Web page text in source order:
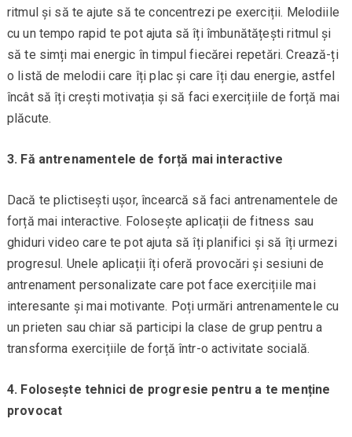
ritmul și să te ajute să te concentrezi pe exerciții. Melodiile
cu un tempo rapid te pot ajuta să îți îmbunătățești ritmul și
să te simți mai energic în timpul fiecărei repetări. Crează-ți
o listă de melodii care îți plac și care îți dau energie, astfel
încât să îți crești motivația și să faci exercițiile de forță mai
plăcute.
3. Fă antrenamentele de forță mai interactive
Dacă te plictisești ușor, încearcă să faci antrenamentele de
forță mai interactive. Folosește aplicații de fitness sau
ghiduri video care te pot ajuta să îți planifici și să îți urmezi
progresul. Unele aplicații îți oferă provocări și sesiuni de
antrenament personalizate care pot face exercițiile mai
interesante și mai motivante. Poți urmări antrenamentele cu
un prieten sau chiar să participi la clase de grup pentru a
transforma exercițiile de forță într-o activitate socială.
4. Folosește tehnici de progresie pentru a te menține
provocat